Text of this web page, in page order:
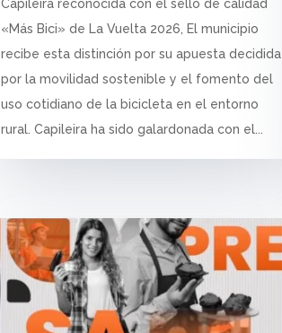
Capileira reconocida con el sello de calidad
«Más Bici» de La Vuelta 2026, El municipio
recibe esta distinción por su apuesta decidida
por la movilidad sostenible y el fomento del
uso cotidiano de la bicicleta en el entorno
rural. Capileira ha sido galardonada con el...